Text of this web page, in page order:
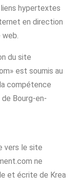
hypertextes
en direction
du site
est soumis au
compétence
Bourg-en-
vers le site
ne
et écrite de Krea